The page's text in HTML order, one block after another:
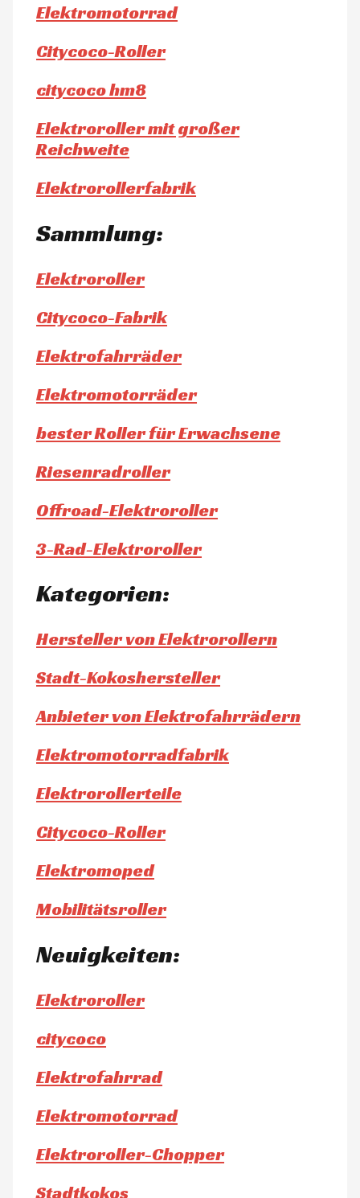
Elektromotorrad
Citycoco-Roller
citycoco hm8
Elektroroller mit großer
Reichweite
Elektrorollerfabrik
Sammlung:
Elektroroller
Citycoco-Fabrik
Elektrofahrräder
Elektromotorräder
bester Roller für Erwachsene
Riesenradroller
Offroad-Elektroroller
3-Rad-Elektroroller
Kategorien:
Hersteller von Elektrorollern
Stadt-Kokoshersteller
Anbieter von Elektrofahrrädern
Elektromotorradfabrik
Elektrorollerteile
Citycoco-Roller
Elektromoped
Mobilitätsroller
Neuigkeiten:
Elektroroller
citycoco
Elektrofahrrad
Elektromotorrad
Elektroroller-Chopper
Stadtkokos